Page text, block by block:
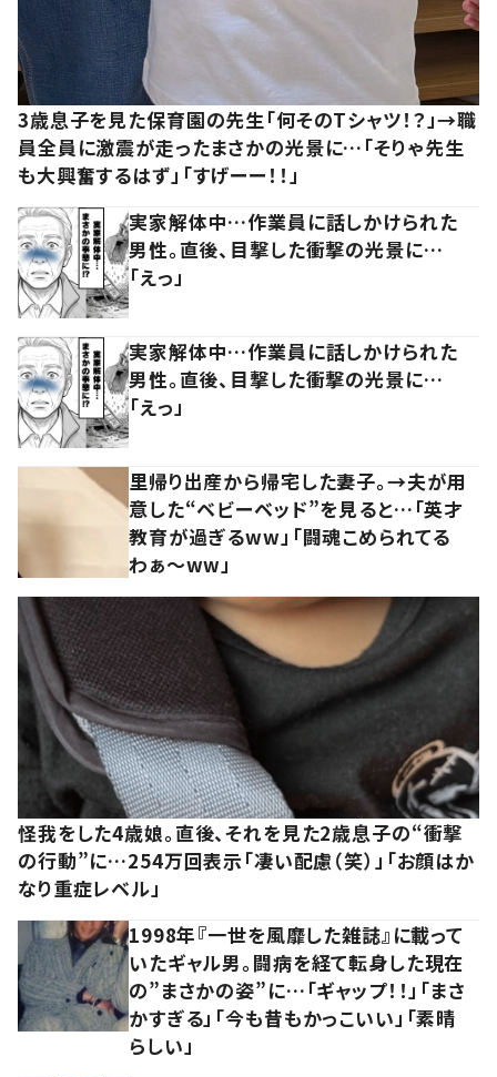
3歳息子を見た保育園の先生「何そのTシャツ！？」→職
員全員に激震が走ったまさかの光景に…「そりゃ先生
も大興奮するはず」「すげーー！！」
実家解体中…作業員に話しかけられた
男性。直後、目撃した衝撃の光景に…
「えっ」
実家解体中…作業員に話しかけられた
男性。直後、目撃した衝撃の光景に…
「えっ」
里帰り出産から帰宅した妻子。→夫が用
意した“ベビーベッド”を見ると…「英才
教育が過ぎるww」「闘魂こめられてる
わぁ～ww」
怪我をした4歳娘。直後、それを見た2歳息子の“衝撃
の行動”に…254万回表示「凄い配慮（笑）」「お顔はか
なり重症レベル」
1998年『一世を風靡した雑誌』に載って
いたギャル男。闘病を経て転身した現在
の”まさかの姿”に…「ギャップ！！」「まさ
かすぎる」「今も昔もかっこいい」「素晴
らしい」